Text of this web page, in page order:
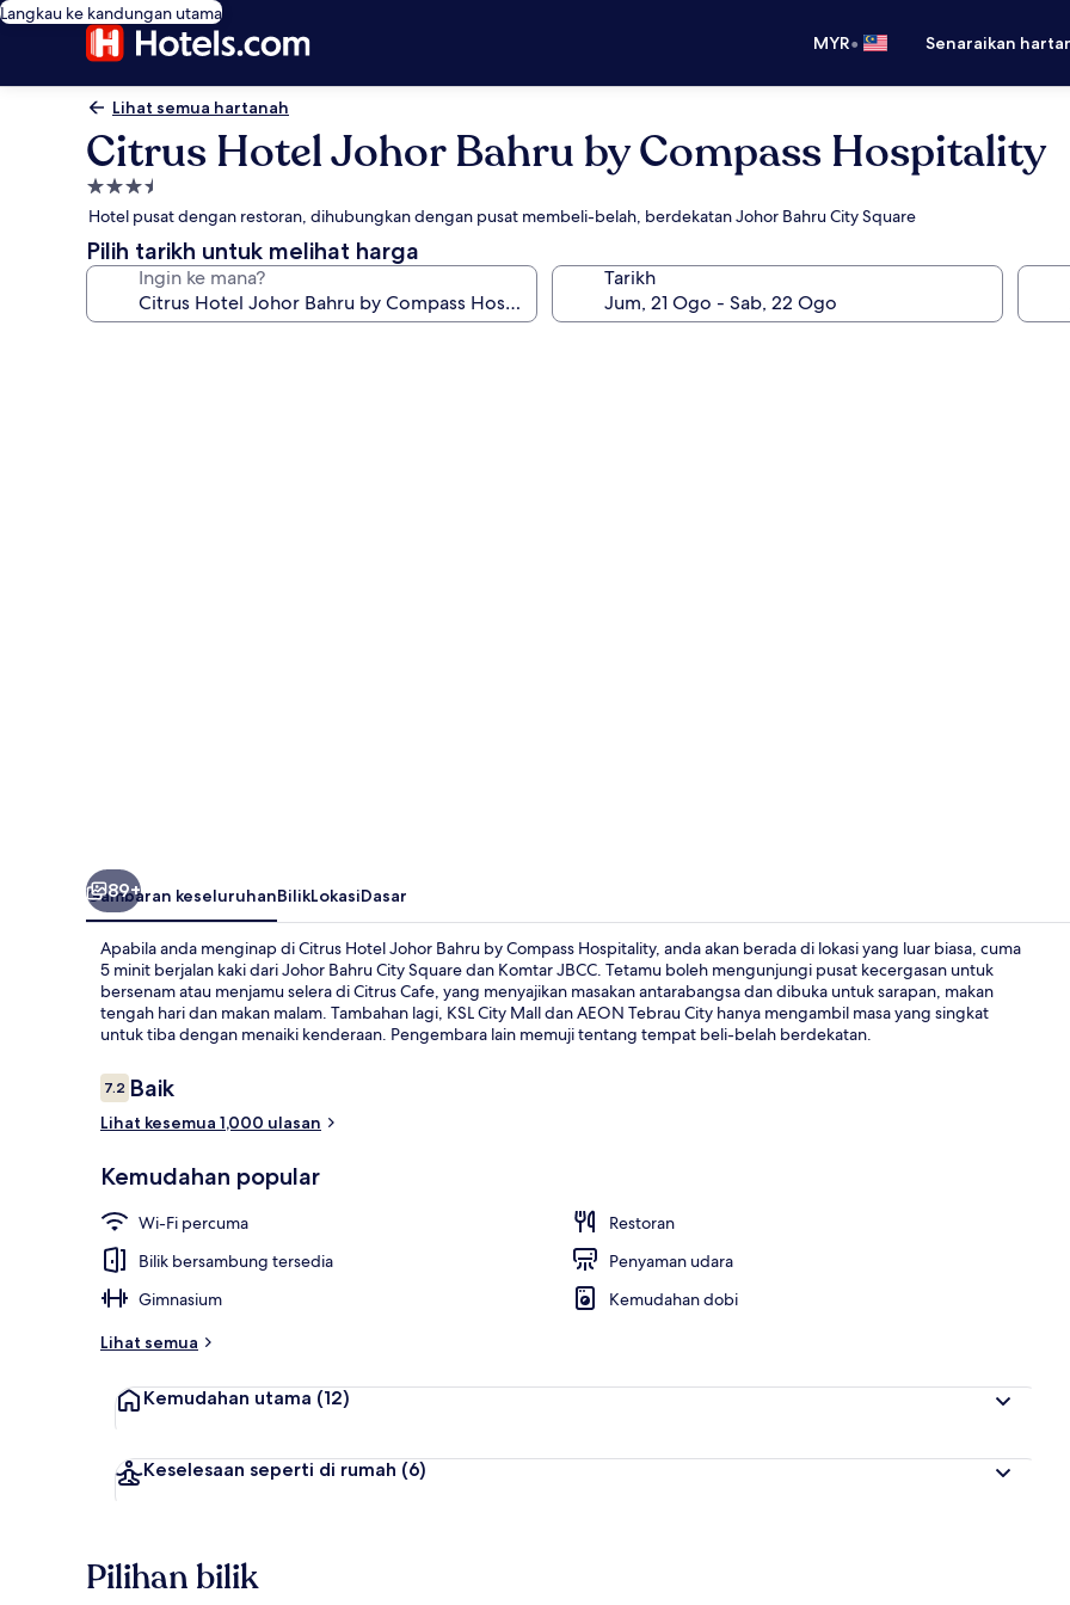
Langkau ke kandungan utama
MYR• Senaraikan
Lihat semua hartanah
Citrus Hotel Johor Bahru by Compass Hospitality
Hartanah
3.5
bintang
Hotel pusat dengan restoran, dihubungkan dengan pusat membeli-belah, berdekatan Johor Bahru City Square
Pilih tarikh untuk melihat harga
Ingin ke mana? Tarikh
Bufet
89+
Gambaran keseluruhanBilikLokasiDasar
Apabila anda menginap di Citrus Hotel Johor Bahru by Compass Hospitality, anda akan berada di lokasi yang luar biasa, cuma
5 minit berjalan kaki dari Johor Bahru City Square dan Komtar JBCC. Tetamu boleh mengunjungi pusat kecergasan untuk
bersenam atau menjamu selera di Citrus Cafe, yang menyajikan masakan antarabangsa dan dibuka untuk sarapan, makan
tengah hari dan makan malam. Tambahan lagi, KSL City Mall dan AEON Tebrau City hanya mengambil masa yang singkat
untuk tiba dengan menaiki kenderaan. Pengembara lain memuji tentang tempat beli-belah berdekatan.
Ulasan
7.27.2 daripada 10
Baik
Lihat kesemua 1,000 ulasan
Kemudahan popular
Wi-Fi percuma
Restoran
Bilik bersambung tersedia
Penyaman udara
Gimnasium
Kemudahan dobi
Lihat semua
Kemudahan utama (12)
Keselesaan seperti di rumah (6)
Pilihan bilik